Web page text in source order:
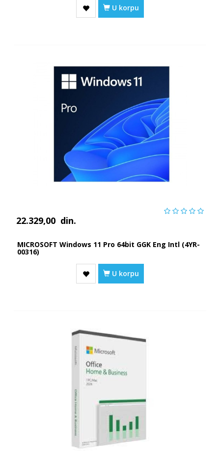
U korpu
22.329,00 din.
MICROSOFT Windows 11 Pro 64bit GGK Eng Intl (4YR-
00316)
U korpu